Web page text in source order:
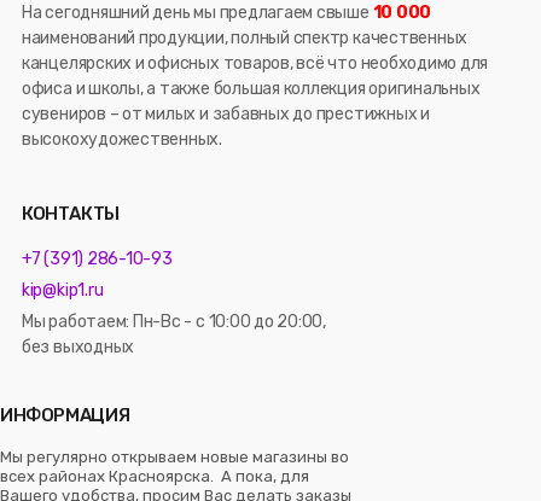
На сегодняшний день мы предлагаем свыше 10 000
наименований продукции, полный спектр качественных
канцелярских и офисных товаров, всё что необходимо для
офиса и школы, а также большая коллекция оригинальных
сувениров – от милых и забавных до престижных и
высокохудожественных.
КОНТАКТЫ
+7 (391) 286-10-93
kip@kip1.ru
Мы работаем: Пн-Вс - с 10:00 до 20:00,
без выходных
ИНФОРМАЦИЯ
Мы регулярно открываем новые магазины во
всех районах Красноярска. А пока, для
Вашего удобства, просим Вас делать заказы